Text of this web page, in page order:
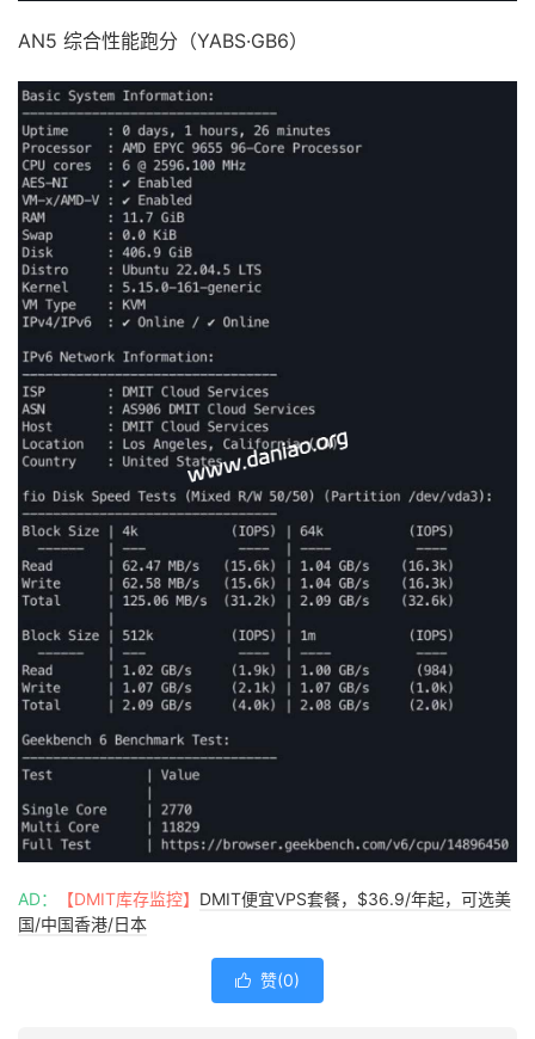
AN5 综合性能跑分（YABS·GB6）
AD： 【DMIT库存监控】 DMIT便宜VPS套餐，$36.9/年起，可选美
国/中国香港/日本
 赞(0)